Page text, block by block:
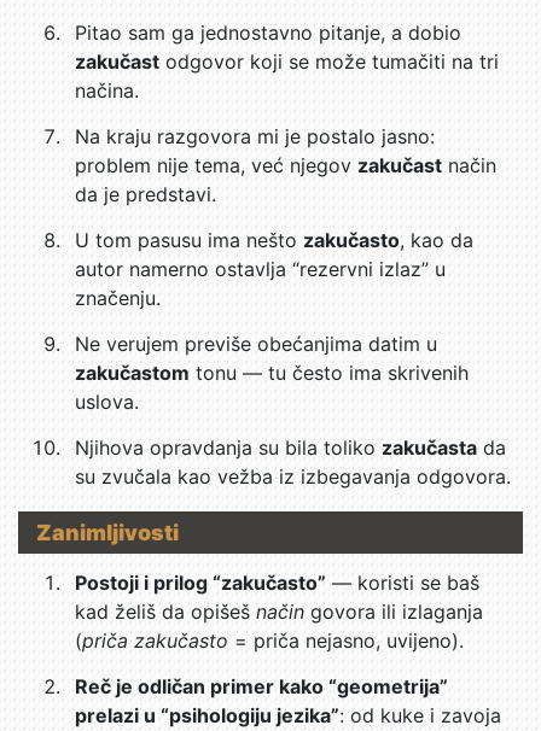
Pitao sam ga jednostavno pitanje, a dobio
zakučastodgovor koji se može tumačiti na tri
načina.
Na kraju razgovora mi je postalo jasno:
problem nije tema, već njegovzakučast način
da je predstavi.
U tom pasusu ima nešto zakučasto, kao da
autor namerno ostavlja “rezervni izlaz” u
značenju.
Ne verujem previše obećanjima datim u
zakučastom tonu — tu često ima skrivenih
uslova.
Njihova opravdanja su bila toliko zakučastada
su zvučala kao vežba iz izbegavanja odgovora.
Zanimljivosti
Postoji i prilog “zakučasto” — koristi se baš
kad želiš da opišeš načingovora ili izlaganja
(priča zakučasto = priča nejasno, uvijeno).
Reč je odličan primer kako “geometrija”
prelazi u “psihologiju jezika”: od kuke i zavoja